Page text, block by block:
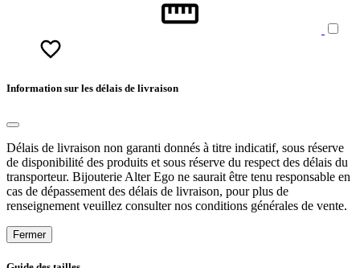
Information sur les délais de livraison
Délais de livraison non garanti donnés à titre indicatif, sous réserve
de disponibilité des produits et sous réserve du respect des délais du
transporteur. Bijouterie Alter Ego ne saurait être tenu responsable en
cas de dépassement des délais de livraison, pour plus de
renseignement veuillez consulter nos conditions générales de vente.
Fermer